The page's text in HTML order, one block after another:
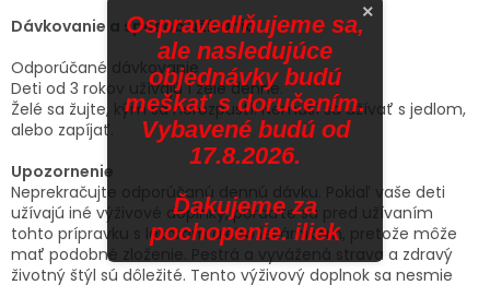
Dávkovanie a spôsob užívania
Odporúčané dávkovanie
Deti od 3 rokov užívajú 1 želé denne.
Želé sa žujte, kým sa nerozpustí. Nemusí sa užívať s jedlom,
alebo zapíjať.
Upozornenie
Neprekračujte odporúčanú dennú dávku. Pokiaľ vaše deti
užívajú iné výživové doplnky, poraďte sa pred užívaním
tohto prípravku s lekárom alebo lekárnikom, pretože môže
mať podobné zloženie. Pestrá a vyvážená strava a zdravý
životný štýl sú dôležité. Tento výživový doplnok sa nesmie
×
Ospravedlňujeme sa,
ale nasledujúce
objednávky budú
meškať s doručením.
Vybavené budú od
17.8.2026.
Ďakujeme za
pochopenie. iliek